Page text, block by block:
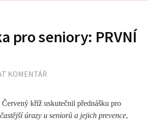
h
pro seniory: PRVNÍ
KOMENTÁŘ
kříž uskutečnil přednášku pro
úrazy u seniorů a jejich prevence,